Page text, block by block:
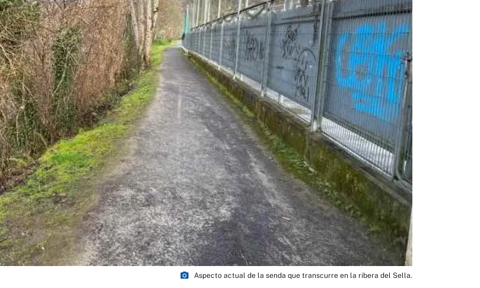
photo_camera Aspecto actual de la senda que transcurre en la ribera del Sella.